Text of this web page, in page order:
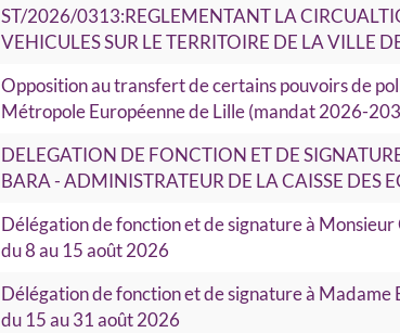
ST/2026/0313:REGLEMENTANT LA
VEHICULES SUR LE TERRITOIRE DE LA VILLE
Opposition au transfert de certains pouvoirs de
Métropole Européenne de Lille (mandat 2026-
DELEGATION DE FONCTION ET DE
BARA - ADMINISTRATEUR DE LA CAISSE DES
Délégation de fonction et de signature à
du 8 au 15 août 2026
Délégation de fonction et de signature à
du 15 au 31 août 2026